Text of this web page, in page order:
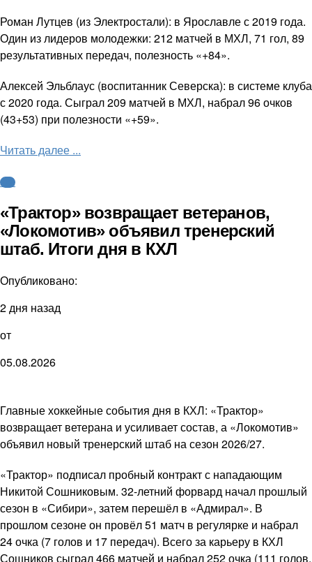
Роман Лутцев (из Электростали): в Ярославле с 2019 года.
Один из лидеров молодежки: 212 матчей в МХЛ, 71 гол, 89
результативных передач, полезность «+84».
Алексей Эльблаус (воспитанник Северска): в системе клуба
с 2020 года. Сыграл 209 матчей в МХЛ, набрал 96 очков
(43+53) при полезности «+59».
Читать далее ...
КХЛ
«Трактор» возвращает ветеранов,
«Локомотив» объявил тренерский
штаб. Итоги дня в КХЛ
Опубликовано:
2 дня назад
от
05.08.2026
Главные хоккейные события дня в КХЛ: «Трактор»
возвращает ветерана и усиливает состав, а «Локомотив»
объявил новый тренерский штаб на сезон 2026/27.
«Трактор» подписал пробный контракт с нападающим
Никитой Сошниковым. 32-летний форвард начал прошлый
сезон в «Сибири», затем перешёл в «Адмирал». В
прошлом сезоне он провёл 51 матч в регулярке и набрал
24 очка (7 голов и 17 передач). Всего за карьеру в КХЛ
Сошников сыграл 466 матчей и набрал 252 очка (111 голов,